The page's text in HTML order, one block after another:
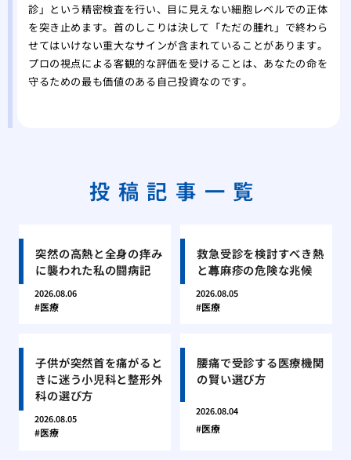
診」という精密検査を行い、目に見えない細胞レベルでの正体
を突き止めます。首のしこりは決して「ただの腫れ」で終わら
せてはいけない重大なサインが含まれていることがあります。
プロの視点による客観的な評価を受けることは、あなたの命を
守るための最も価値のある自己投資なのです。
投稿記事一覧
突然の高熱と全身の痒み
に襲われた私の闘病記
2026.08.06
医療
救急受診を検討すべき熱
と蕁麻疹の危険な兆候
2026.08.05
医療
子供が突然首を痛がると
きに迷う小児科と整形外
科の選び方
2026.08.05
医療
腰痛で受診する医療機関
の賢い選び方
2026.08.04
医療